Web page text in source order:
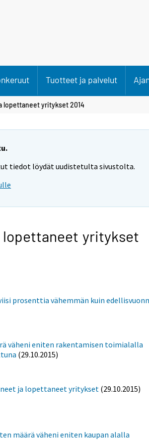
Tuotteet ja palvelut
lopettaneet yritykset 2014
tiedot löydät uudistetulta sivustolta.
yritykset
prosenttia vähemmän kuin
väheni eniten rakentamisen toimialalla
(29.10.2015)
ja lopettaneet yritykset (29.10.2015)
määrä väheni eniten kaupan alalla